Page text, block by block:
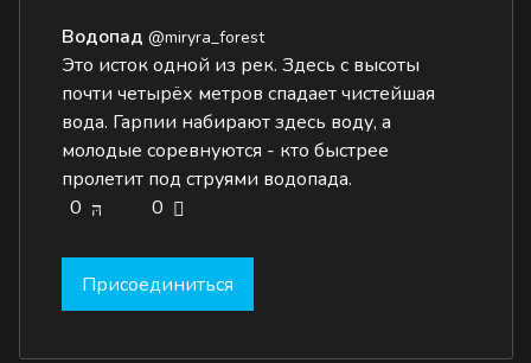
Водопад @miryra_forest
Это исток одной из рек. Здесь с высоты
почти четырёх метров спадает чистейшая
вода. Гарпии набирают здесь воду, а
молодые соревнуются - кто быстрее
пролетит под струями водопада.
0
0
Присоединиться